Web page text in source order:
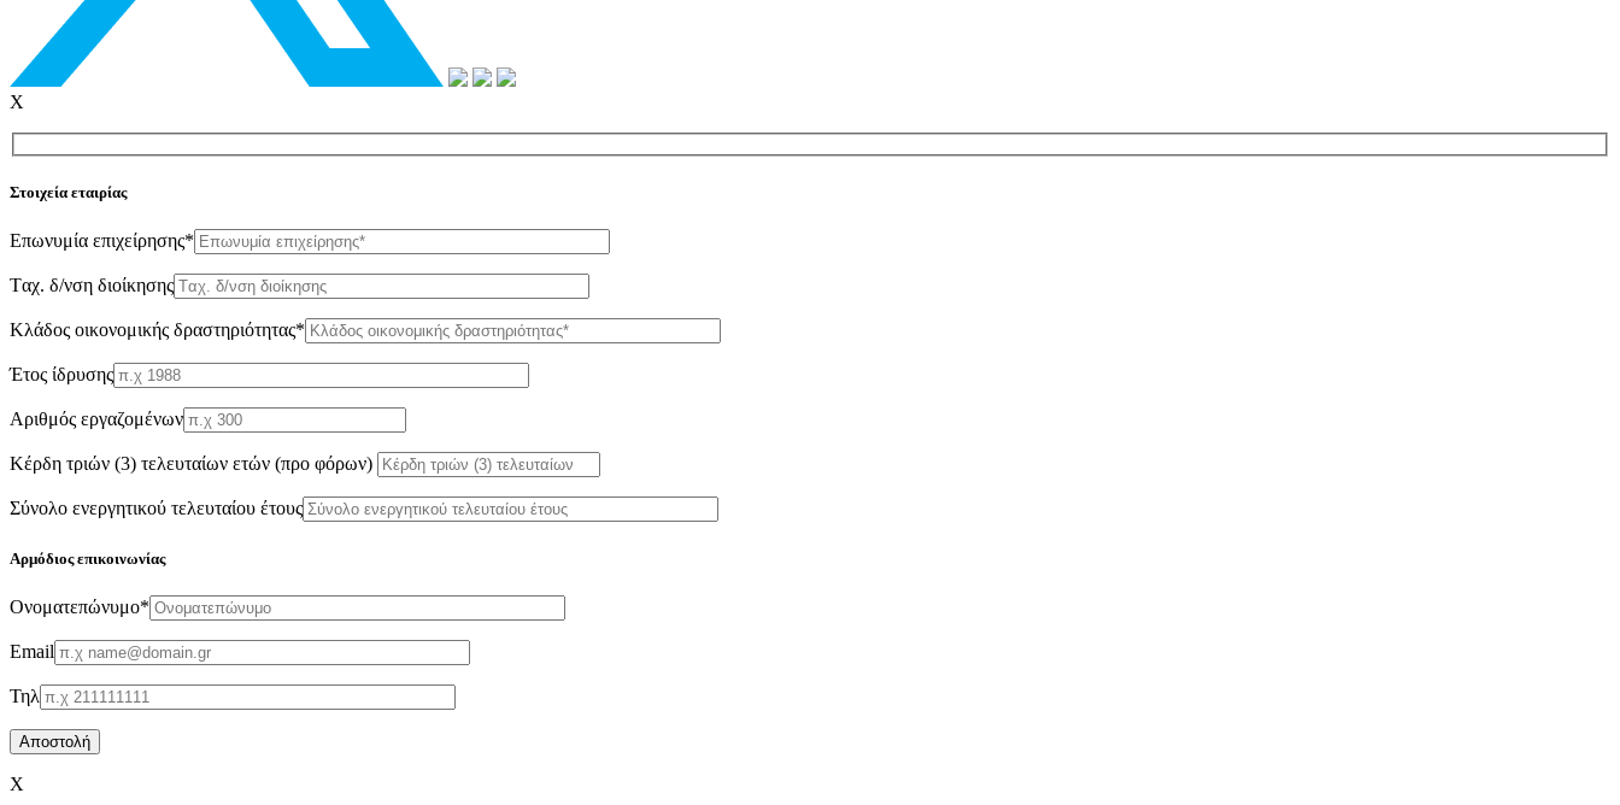
X
Στοιχεία εταιρίας
Επωνυμία επιχείρησης*
Tαχ. δ/νση διοίκησης
Κλάδος οικονομικής δραστηριότητας*
Έτος ίδρυσης
Αριθμός εργαζομένων
Κέρδη τριών (3) τελευταίων ετών (προ φόρων)
Σύνολο ενεργητικού τελευταίου έτους
Αρμόδιος επικοινωνίας
Oνοματεπώνυμο*
Email
Τηλ
X